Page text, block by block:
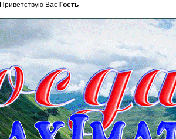
Приветствую Вас Гость